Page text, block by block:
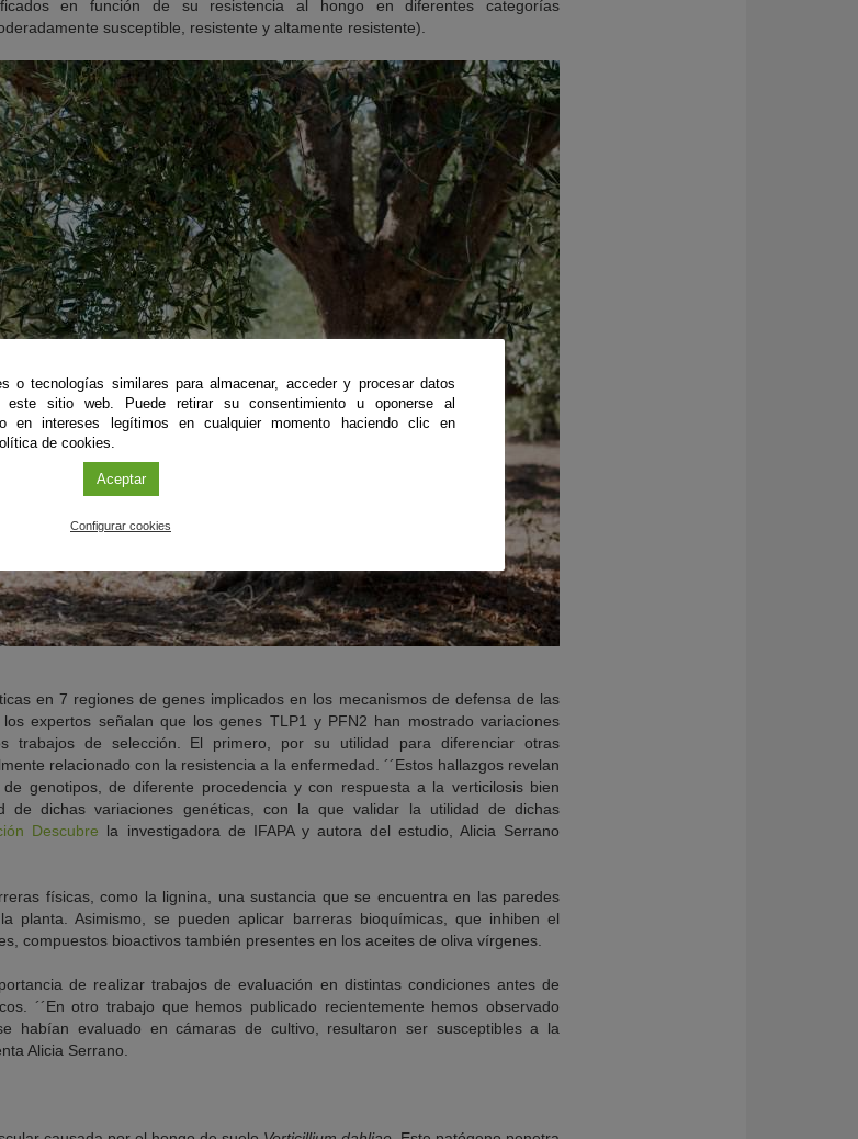
en función de su resistencia al hongo en diferentes categorías
susceptible, resistente y altamente resistente).
en 7 regiones de genes implicados en los mecanismos de defensa de las
los expertos señalan que los genes TLP1 y PFN2 han mostrado variaciones
trabajos de selección. El primero, por su utilidad para diferenciar otras
relacionado con la resistencia a la enfermedad. ´´Estos hallazgos revelan
genotipos, de diferente procedencia y con respuesta a la verticilosis bien
de dichas variaciones genéticas, con la que validar la utilidad de dichas
Descubre la investigadora de IFAPA y autora del estudio, Alicia Serrano
físicas, como la lignina, una sustancia que se encuentra en las paredes
planta. Asimismo, se pueden aplicar barreras bioquímicas, que inhiben el
compuestos bioactivos también presentes en los aceites de oliva vírgenes.
de realizar trabajos de evaluación en distintas condiciones antes de
´´En otro trabajo que hemos publicado recientemente hemos observado
habían evaluado en cámaras de cultivo, resultaron ser susceptibles a la
Alicia Serrano.
o tecnologías similares para almacenar, acceder y procesar datos
sitio web. Puede retirar su consentimiento u oponerse al
en intereses legítimos en cualquier momento haciendo clic en
de cookies.
Aceptar
Configurar cookies